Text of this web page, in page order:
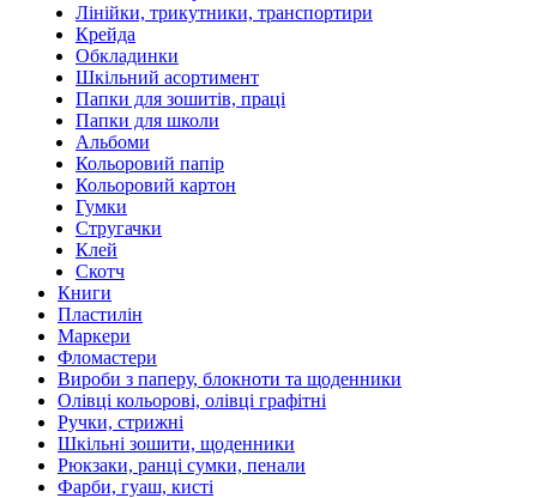
Лінійки, трикутники, транспортири
Крейда
Обкладинки
Шкільний асортимент
Папки для зошитів, праці
Папки для школи
Альбоми
Кольоровий папір
Кольоровий картон
Гумки
Стругачки
Клей
Скотч
Книги
Пластилін
Маркери
Фломастери
Вироби з паперу, блокноти та щоденники
Олівці кольорові, олівці графітні
Ручки, стрижні
Шкільні зошити, щоденники
Рюкзаки, ранці сумки, пенали
Фарби, гуаш, кисті